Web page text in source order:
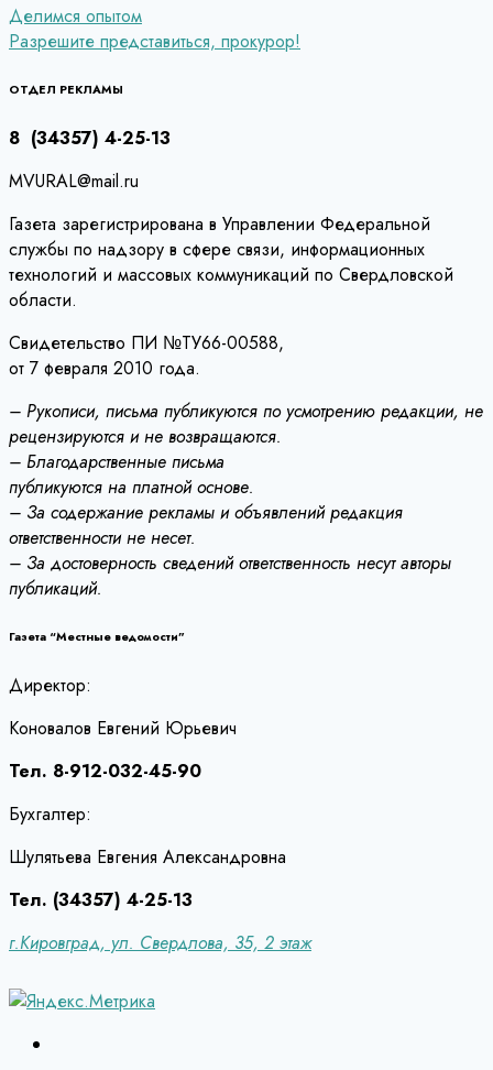
Навигация
по
записям
Делимся опытом
Разрешите представиться, прокурор!
ОТДЕЛ РЕКЛАМЫ
8 (34357) 4-25-13
MVURAL@mail.ru
Газета зарегистрирована в Управлении Федеральной
службы по надзору в сфере связи, информационных
технологий и массовых коммуникаций по Свердловской
области.
Свидетельство ПИ №ТУ66-00588,
от 7 февраля 2010 года.
– Рукописи, письма публикуются по усмотрению редакции, не
рецензируются и не возвращаются.
– Благодарственные письма
публикуются на платной основе.
– За содержание рекламы и объявлений редакция
ответственности не несет.
– За достоверность сведений ответственность несут авторы
публикаций.
Газета “Местные ведомости”
Директор:
Коновалов Евгений Юрьевич
Тел. 8-912-032-45-90
Бухгалтер:
Шулятьева Евгения Александровна
Тел. (34357) 4-25-13
г.Кировград, ул. Свердлова, 35, 2 этаж